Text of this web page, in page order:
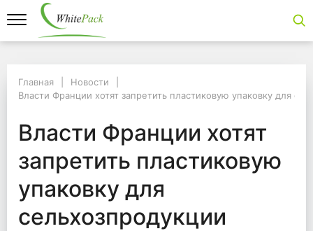
Новости
Власти Франции хотят запретить пластиковую упаковку для
Власти Франции
Главная
Новости
Власти Франции хотят запретить пластиковую упаковку для
Власти Франции хотят
запретить пластиковую
упаковку для
сельхозпродукции